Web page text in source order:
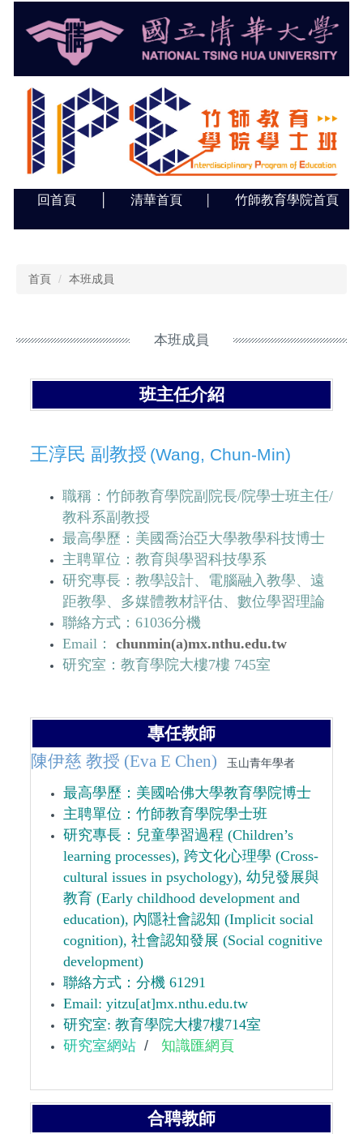
內
回首頁 清華首頁 竹師教育學院首頁
首頁 本班成員
本班成員
班主任介紹
王淳民 副教授 (Wang, Chun-Min)
職稱：竹師教育學院副院長/院學士班主任/
教科系副教授
最高學歷：美國喬治亞大學教學科技博士
主聘單位：教育與學習科技學系
研究專長：教學設計、電腦融入教學、遠
距教學、多媒體教材評估、數位學習理論
聯絡方式：61036分機
Email：
chunmin(a)mx.nthu.edu.tw
研究室：教育學院大樓7樓 745室
專任教師
陳伊慈 教授 (Eva E Chen) 玉山青年學者
最高學歷：美國哈佛大學教育學院博士
主聘單位：竹師教育學院學士班
研究專長：兒童學習過程 (Children’s
learning processes), 跨文化心理學 (Cross-
cultural issues in psychology), 幼兒發展與
教育 (Early childhood development and
education), 內隱社會認知 (Implicit social
cognition), 社會認知發展 (Social cognitive
development)
聯絡方式： 分機 61291
Email: yitzu[at]mx.nthu.edu.tw
研究室: 教育學院大樓7樓714室
研究室網站 / 知識匯網頁
合聘教師